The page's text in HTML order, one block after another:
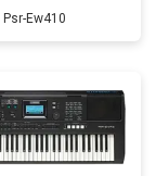
Psr-Ew410